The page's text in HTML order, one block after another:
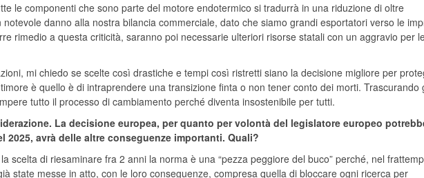
le componenti che sono parte del motore endotermico si tradurrà in una riduzione di oltre
danno alla nostra bilancia commerciale, dato che siamo grandi esportatori verso le
rimedio a questa criticità, saranno poi necessarie ulteriori risorse statali con un aggravio per
mi chiedo se scelte così drastiche e tempi così ristretti siano la decisione migliore per
è quello è di intraprendere una transizione finta o non tener conto dei morti. Trascurando
tutto il processo di cambiamento perché diventa insostenibile per tutti.
La decisione europea, per quanto per volontà del legislatore europeo
2025, avrà delle altre conseguenze importanti. Quali?
scelta di riesaminare fra 2 anni la norma è una “pezza peggiore del buco” perché, nel
state messe in atto, con le loro conseguenze, compresa quella di bloccare ogni ricerca per